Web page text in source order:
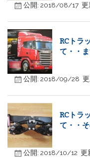
公開: 2018/08/17 更
RCトラ
て・・
公開: 2018/09/28
RCトラ
て・・そ
公開: 2018/10/12 更